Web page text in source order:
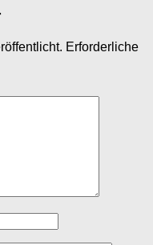
Erforderliche